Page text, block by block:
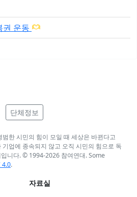
권 운동
단체정보
한 시민의 힘이 모일 때 세상은 바뀐다고
업에 종속되지 않고 오직 시민의 힘으로 독
입니다. © 1994-2026 참여연대. Some
4.0.
자료실